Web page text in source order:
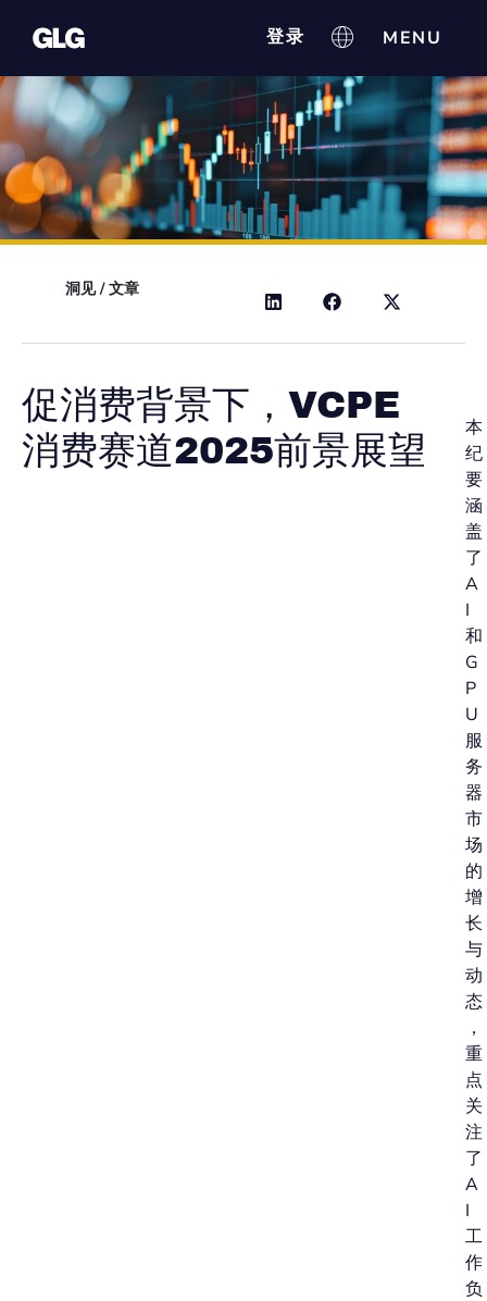
登录
洞见 / 文章
促消费背景下，VCPE
消费赛道2025前景展望
本
纪
要
涵
盖
了
A
I
和
G
P
U
服
务
器
市
场
的
增
长
与
动
态
，
重
点
关
注
了
A
I
工
作
负